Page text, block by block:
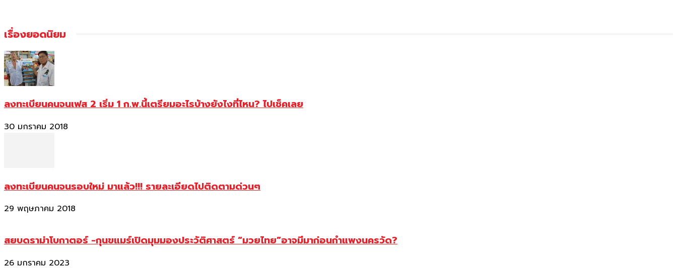
เรื่องยอดนิยม
ลงทะเบียนคนจนเฟส 2 เริ่ม 1 ก.พ.นี้เตรียมอะไรบ้างยังไงที่ไหน? ไปเช็คเลย
30 มกราคม 2018
ลงทะเบียนคนจนรอบใหม่ มาแล้ว!!! รายละเอียดไปติดตามด่วนๆ
29 พฤษภาคม 2018
สยบดราม่าโบกาตอร์ -กุนขแมร์เปิดมุมมองประวัติศาสตร์ “มวยไทย”อาจมีมาก่อนกำแพงนครวัด?
26 มกราคม 2023